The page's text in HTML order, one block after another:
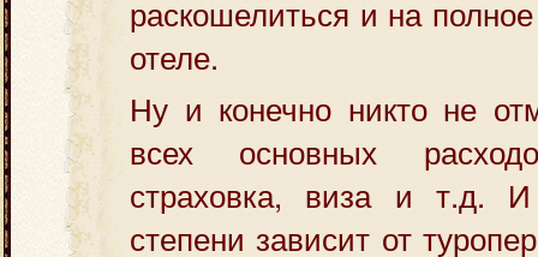
раскошелиться и на
отеле.
Ну и конечно никто не
всех основных
страховка, виза и т.д.
степени зависит от